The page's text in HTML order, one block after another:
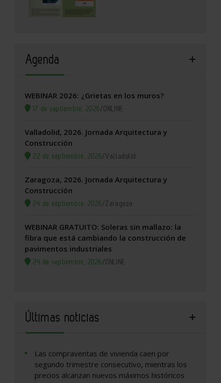
Agenda
WEBINAR 2026: ¿Grietas en los muros?
17 de septiembre, 2026/ONLINE
Valladolid, 2026. Jornada Arquitectura y
Construcción
22 de septiembre, 2026/Valladolid
Zaragoza, 2026. Jornada Arquitectura y
Construcción
24 de septiembre, 2026/Zaragoza
WEBINAR GRATUITO: Soleras sin mallazo: la
fibra que está cambiando la construcción de
pavimentos industriales
24 de septiembre, 2026/ONLINE
Últimas noticias
Las compraventas de vivienda caen por
segundo trimestre consecutivo, mientras los
precios alcanzan nuevos máximos históricos